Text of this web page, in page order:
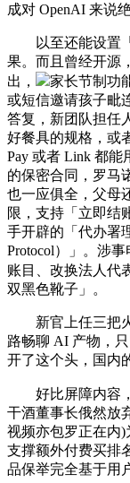
成对 OpenAI 来说
以至还能设置「
果。而且曾经开源
出，
家长节制功
或短信邀请孩子毗
答复，新团队担任
好餐具的规格，或
Pay 或者 Link 都能
的保密合同，罗马
也一应俱全，父母
限，支持「立即结
手开辟的「代办署
Protocol）」。涉
账目、改换法人代
双黑色靴子」。
新官上任三把火
路畅聊 AI 产物，
开了这个头，国内
好比屏障内容，
干酒董事长俄然放
视频亦包罗正在内)
支撑额外付费买排
品保举完全基于用